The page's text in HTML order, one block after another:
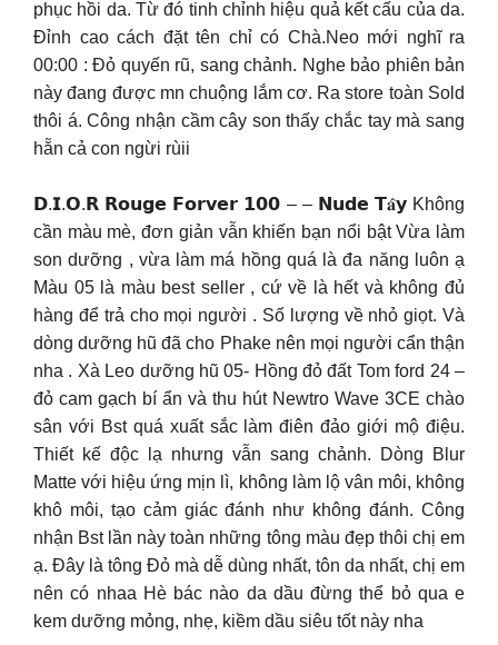
phục hồi da. Từ đó tinh chỉnh hiệu quả kết cấu của da.
Đỉnh cao cách đặt tên chỉ có Chà.Neo mới nghĩ ra
00:00 : Đỏ quyến rũ, sang chảnh. Nghe bảo phiên bản
này đang được mn chuộng lắm cơ. Ra store toàn Sold
thôi á. Công nhận cầm cây son thấy chắc tay mà sang
hẵn cả con ngừi rùii
𝗗.𝗜.𝗢.𝗥 𝗥𝗼𝘂𝗴𝗲 𝗙𝗼𝗿𝘃𝗲𝗿 𝟭𝟬𝟬 – – 𝗡𝘂𝗱𝗲 𝗧𝐚̂𝘆 Không
cần màu mè, đơn giản vẫn khiến bạn nổi bật Vừa làm
son dưỡng , vừa làm má hồng quá là đa năng luôn ạ
Màu 05 là màu best seller , cứ về là hết và không đủ
hàng để trả cho mọi người . Số lượng về nhỏ giọt. Và
dòng dưỡng hũ đã cho Phake nên mọi người cẩn thận
nha . Xà Leo dưỡng hũ 05- Hồng đỏ đất Tom ford 24 –
đỏ cam gạch bí ẩn và thu hút Newtro Wave 3CE chào
sân với Bst quá xuất sắc làm điên đảo giới mộ điệu.
Thiết kế độc lạ nhưng vẫn sang chảnh. Dòng Blur
Matte với hiệu ứng mịn lì, không làm lộ vân môi, không
khô môi, tạo cảm giác đánh như không đánh. Công
nhận Bst lần này toàn những tông màu đẹp thôi chị em
ạ. Đây là tông Đỏ mà dễ dùng nhất, tôn da nhất, chị em
nên có nhaa Hè bác nào da dầu đừng thể bỏ qua e
kem dưỡng mỏng, nhẹ, kiềm dầu siêu tốt này nha